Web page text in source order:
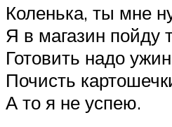
Коленька, ты мне
Я в магазин пойду
Готовить надо
Почисть
А то я не успею.